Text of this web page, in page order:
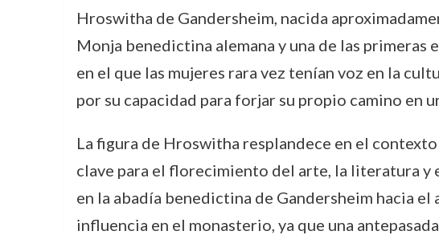
Hroswitha de Gandersheim, nacida
Monja benedictina alemana y una de las
en el que las mujeres rara vez tenían voz en la
por su capacidad para forjar su propio camino en
La figura de Hroswitha resplandece en el
clave para el florecimiento del arte, la literatura y
en la abadía benedictina de Gandersheim hacia
influencia en el monasterio, ya que una